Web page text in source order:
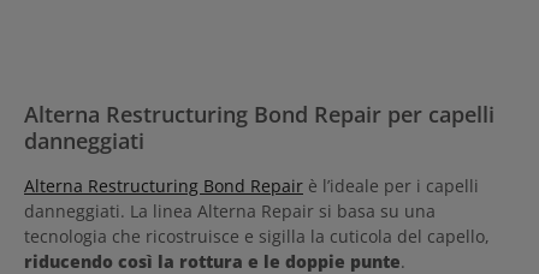
Alterna Restructuring Bond Repair per capelli
danneggiati
Alterna Restructuring Bond Repair è l’ideale per i capelli
danneggiati. La linea Alterna Repair si basa su una
tecnologia che ricostruisce e sigilla la cuticola del capello,
riducendo così la rottura e le doppie punte.